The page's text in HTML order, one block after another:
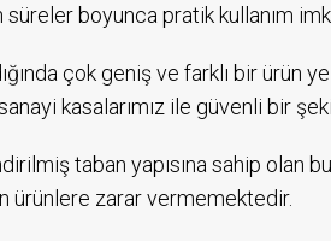
süreler boyunca pratik kullanım
çok geniş ve farklı bir ürün
kasalarımız ile güvenli bir
taban yapısına sahip olan
ürünlere zarar vermemektedir.